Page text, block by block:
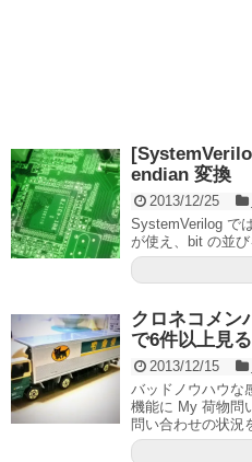
endian 変換
2013/12/25
SystemVerilog で
が使え、bit の並
クロネコメン
で6件以上見る
2013/12/15
バッドノウハウな
機能に My 荷物問
問い合わせの状況